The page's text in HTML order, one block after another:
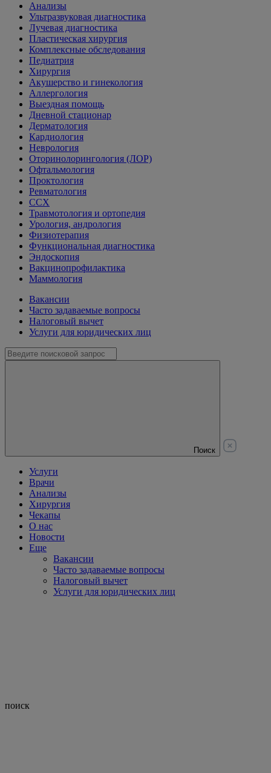
Анализы
Ультразвуковая диагностика
Лучевая диагностика
Пластическая хирургия
Комплексные обследования
Педиатрия
Хирургия
Акушерство и гинекология
Аллергология
Выездная помощь
Дневной стационар
Дерматология
Кардиология
Неврология
Оторинолорингология (ЛОР)
Офтальмология
Проктология
Ревматология
ССХ
Травмотология и ортопедия
Урология, андрология
Физиотерапия
Функциональная диагностика
Эндоскопия
Вакцинопрофилактика
Маммология
Вакансии
Часто задаваемые вопросы
Налоговый вычет
Услуги для юридических лиц
Поиск
Услуги
Врачи
Анализы
Хирургия
Чекапы
О нас
Новости
Еще
Вакансии
Часто задаваемые вопросы
Налоговый вычет
Услуги для юридических лиц
поиск